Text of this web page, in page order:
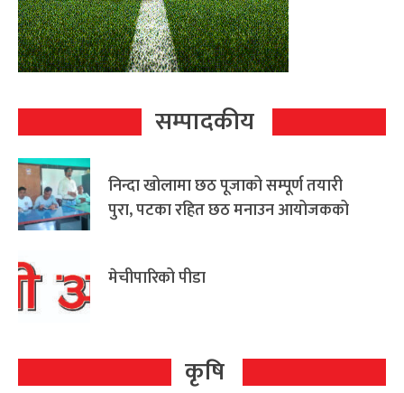
सम्पादकीय
निन्दा खोलामा छठ पूजाको सम्पूर्ण तयारी
पुरा, पटका रहित छठ मनाउन आयोजकको
मेचीपारिको पीडा
कृषि